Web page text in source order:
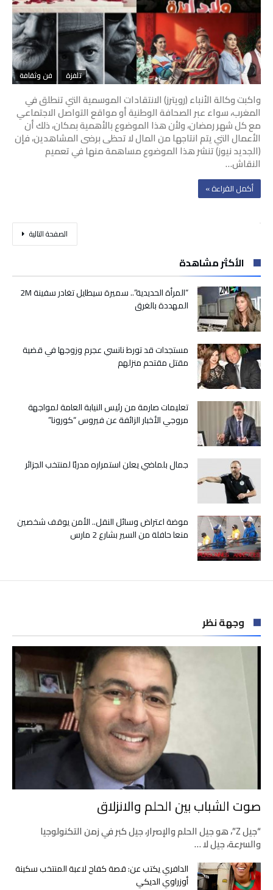
تلفزة فن وثقافة
واكبت وكالة الأنباء (رويترز) الانتقادات الموسمية التي تنطلق في
المغرب، سواء عبر الصحافة الوطنية أو مواقع التواصل الاجتماعي
مع كل شهر رمضان، ولأن هذا الموضوع بالأهمية بمكان، ذلك أن
الأعمال التي يتم انتاجها من المال لا تحظى برضى المشاهدين، فإن
(الجديد نيوز) تنشر هذا الموضوع مساهمة منها في تعميم
النقاش…
‫أكمل القراءة »‬
‫الصفحة التالية‬
الأكثر مشاهدة
“المرأة الحديدية”.. سميرة سيطايل تغادر سفينة 2M
المهددة بالغرق
مستجدات قد تورط نانسي عجرم وزوجها في قضية
مقتل مقتحم منزلهم
تعليمات صارمة من رئيس النيابة العامة لمواجهة
مروجي الأخبار الزائفة عن فيروس “كورونا”
جمال بلماضي يعلن استمراره مدربًا لمنتخب الجزائر
موضة اعتراض وسائل النقل.. الأمن يوقف شخصين
منعا حافلة من السير بشارع 2 مارس
وجهة نظر
صوت الشباب بين الحلم والانزلاق
“جيل Z”، هو جيل الحلم والإصرار، جيل كبر في زمن التكنولوجيا
والسرعة، جيل لا …
الدافري يكتب عن: قصة كفاح لاعبة المنتخب سكينة
أوزراوي الديكي